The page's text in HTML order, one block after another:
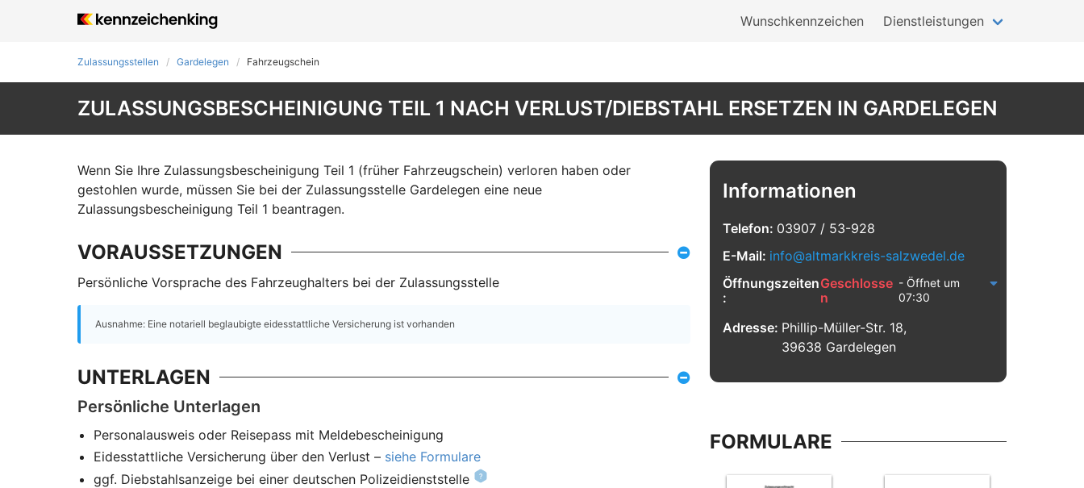
Wunschkennzeichen Dienstleistungen
Zulassungsstellen Gardelegen Fahrzeugschein
ZULASSUNGSBESCHEINIGUNG TEIL 1 NACH VERLUST/DIEBSTAHL ERSETZEN IN GARDELEGEN
Wenn Sie Ihre Zulassungsbescheinigung Teil 1 (früher Fahrzeugschein) verloren haben oder
gestohlen wurde, müssen Sie bei der Zulassungsstelle Gardelegen eine neue
Zulassungsbescheinigung Teil 1 beantragen.
VORAUSSETZUNGEN
Persönliche Vorsprache des Fahrzeughalters bei der Zulassungsstelle
Ausnahme: Eine notariell beglaubigte eidesstattliche Versicherung ist vorhanden
UNTERLAGEN
Persönliche Unterlagen
Personalausweis oder Reisepass mit Meldebescheinigung
Eidesstattliche Versicherung über den Verlust – siehe Formulare
ggf. Diebstahlsanzeige bei einer deutschen Polizeidienststelle
Informationen
Telefon: 03907 / 53-928
E-Mail: info@altmarkkreis-salzwedel.de
Öffnungszeiten
:
Geschlosse
n
- Öffnet um
07:30
Adresse: Phillip-Müller-Str. 18,
39638 Gardelegen
FORMULARE